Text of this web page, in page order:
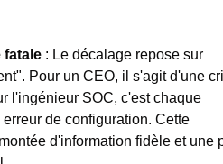
fatale : Le décalage repose sur
Pour un CEO, il s'agit d'une
l'ingénieur SOC, c'est chaque
de configuration. Cette
d'information fidèle et une